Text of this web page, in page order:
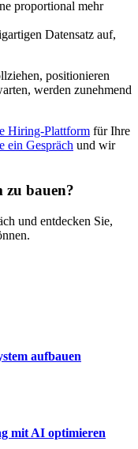
proportional mehr
Datensatz auf,
positionieren
werden zunehmend
Hiring-Plattform für Ihre
ein Gespräch und wir
zu bauen?
und entdecken Sie,
aufbauen
mit AI optimieren